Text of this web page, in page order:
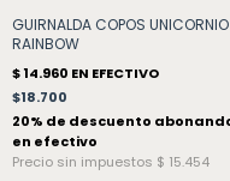
GUIRNALDA COPOS UNICORNIO
RAINBOW
$18.700